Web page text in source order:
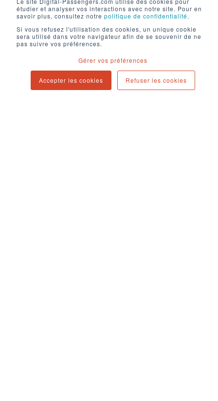
étudier et analyser vos interactions avec notre site. Pour en
savoir plus, consultez notre politique de confidentialité.
Si vous refusez l'utilisation des cookies, un unique cookie
sera utilisé dans votre navigateur afin de se souvenir de ne
pas suivre vos préférences.
Gérer vos préférences
Accepter les cookies Refuser les cookies
CONTACT